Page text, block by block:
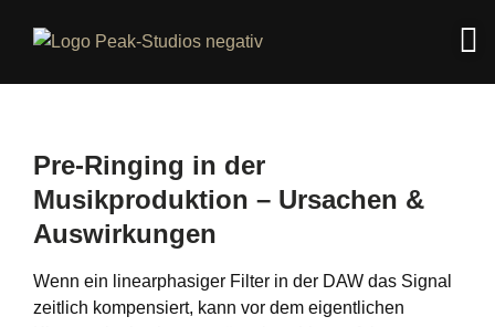
Pre-Ringing in der
Musikproduktion – Ursachen &
Auswirkungen
Wenn ein linearphasiger Filter in der DAW das Signal
zeitlich kompensiert, kann vor dem eigentlichen